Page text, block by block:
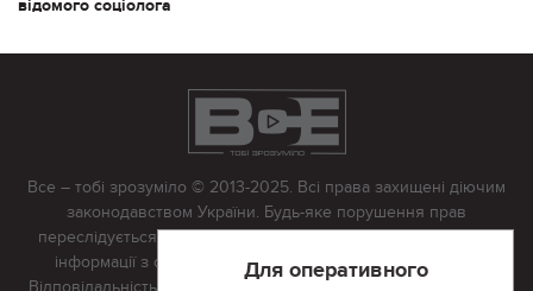
відомого соціолога
Для оперативного
Все – тобі зрозуміло © 2013-2025. Всі права захищені діючим
законодавством України. Будь-яке порушення прав
переслідується в судовому порядку. Будь-яке відтворення
інформації з сайту тільки з письмово дозволу редакції.
Відповідальність за достовірність усіх матеріалів, розміщених